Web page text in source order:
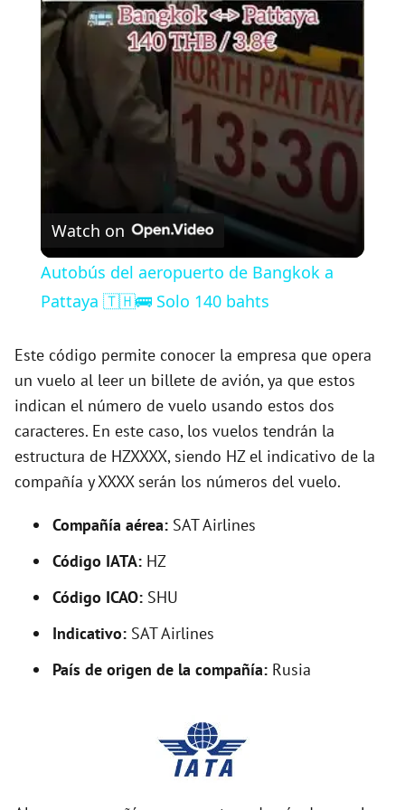
l
a
y
V
i
e
o
Watch on
Autobús del aeropuerto de Bangkok a
Pattaya 🇹🇭🚌 Solo 140 bahts
Este código permite conocer la empresa que opera
un vuelo al leer un billete de avión, ya que estos
indican el número de vuelo usando estos dos
caracteres. En este caso, los vuelos tendrán la
estructura de HZXXXX, siendo HZ el indicativo de la
compañía y XXXX serán los números del vuelo.
Compañía aérea: SAT Airlines
Código IATA: HZ
Código ICAO: SHU
Indicativo: SAT Airlines
País de origen de la compañía: Rusia